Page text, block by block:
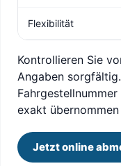
Flexibilität
Kontrollieren Sie
Angaben
exakt
Jetzt online